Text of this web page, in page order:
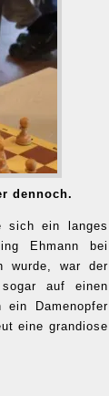
dennoch.
sich ein langes
Ehmann bei
wurde, war der
auf einen
ein Damenopfer
eine grandiose